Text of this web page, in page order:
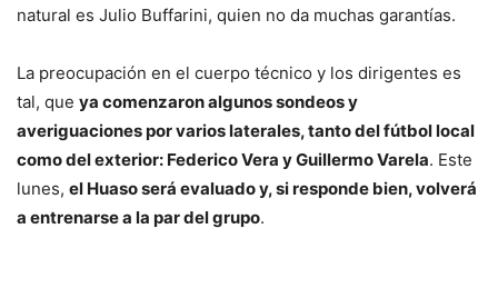
natural es Julio Buffarini, quien no da muchas garantías.
La preocupación en el cuerpo técnico y los dirigentes es
tal, que ya comenzaron algunos sondeos y
averiguaciones por varios laterales, tanto del fútbol local
como del exterior: Federico Vera y Guillermo Varela. Este
lunes, el Huaso será evaluado y, si responde bien, volverá
a entrenarse a la par del grupo.